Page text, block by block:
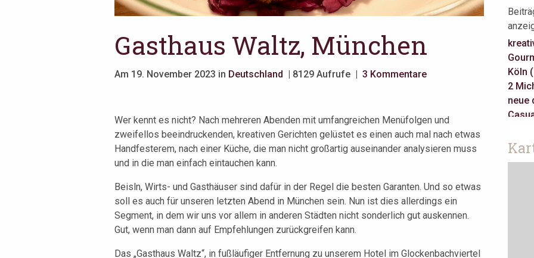
Gasthaus Waltz, München
Am 19. November 2023 in Deutschland | 8129 Aufrufe | 3 Kommentare
Wer kennt es nicht? Nach mehreren Abenden mit umfangreichen Menüfolgen und
zweifellos beeindruckenden, kreativen Gerichten gelüstet es einen auch mal nach etwas
Handfesterem, nach einer Küche, die man nicht großartig auseinander analysieren muss
und in die man einfach eintauchen kann.
Beisln, Wirts- und Gasthäuser sind dafür in der Regel die besten Garanten. Und so etwas
soll es auch für unseren letzten Abend in München sein. Nun ist dies allerdings ein
Segment, in dem wir uns vor allem in anderen Städten nicht sonderlich gut auskennen.
Gut, wenn man dann auf Empfehlungen zurückgreifen kann.
Das „Gasthaus Waltz“, in fußläufiger Entfernung zu unserem Hotel im Glockenbachviertel
Köln
2
neue
Gault